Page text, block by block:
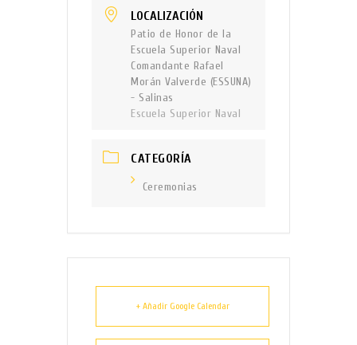
LOCALIZACIÓN
Patio de Honor de la
Escuela Superior Naval
Comandante Rafael
Morán Valverde (ESSUNA)
- Salinas
Escuela Superior Naval
CATEGORÍA
Ceremonias
+ Añadir Google Calendar